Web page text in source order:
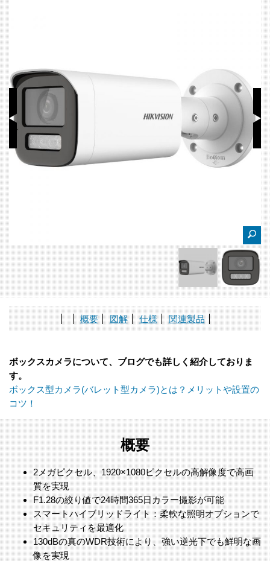
概要 図解 仕様 関連製品
ボックスカメラについて、ブログでも詳しく紹介しておりま
す。
ボックス型カメラ(バレット型カメラ)とは？メリットや設置の
コツ！
概要
2メガピクセル、1920×1080ピクセルの高解像度で高画
質を実現
F1.28の絞り値で24時間365日カラー撮影が可能
スマートハイブリッドライト：柔軟な照明オプションで
セキュリティを最適化
130dBの真のWDR技術により、強い逆光下でも鮮明な画
像を実現